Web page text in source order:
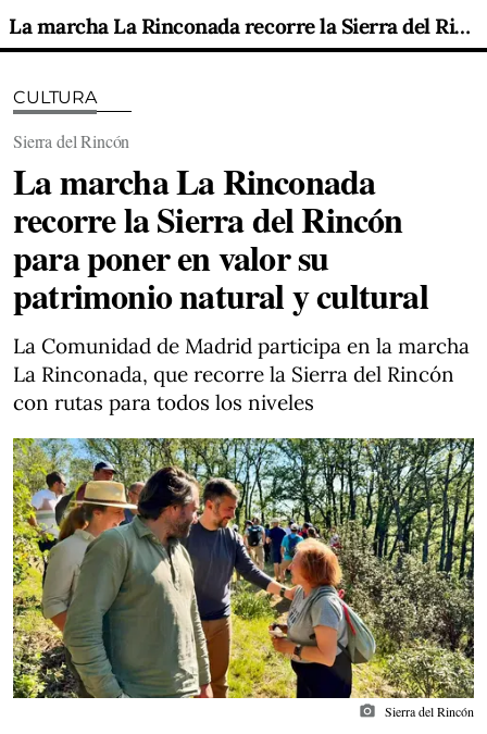
La marcha La Rinconada recorre la Sierra del Rincón para poner en valor su patrimonio natural y cultural
CULTURA
Sierra del Rincón
La marcha La Rinconada
recorre la Sierra del Rincón
para poner en valor su
patrimonio natural y cultural
La Comunidad de Madrid participa en la marcha
La Rinconada, que recorre la Sierra del Rincón
con rutas para todos los niveles
photo_camera Sierra del Rincón